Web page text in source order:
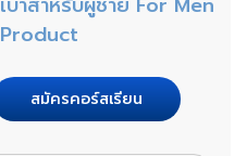
Product
สมัครคอร์สเรียน